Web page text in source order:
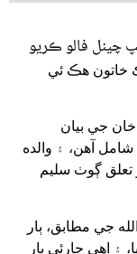
چينل فالو ڪريو
خاتون هڪ ئي
جي بيان
آهن، ۽ والده
تعلق ڳوٺ سليم
جي مطابق، ٻار
۽ اهي چارئي ٻار